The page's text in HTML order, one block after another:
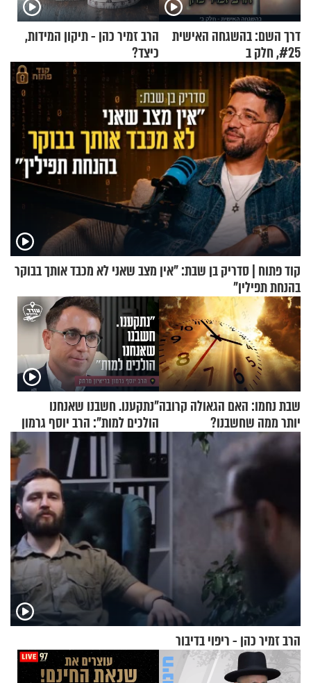
דרך השם: בהשגחה האישית
#25, חלק ב
הרב זמיר כהן - תיקון המידות,
כיצד?
קוד פתוח | סדריק בן שבת: "אין מצב שאני לא מכבד אותך בבוקר
בהנחת תפילין"
שבת נחמו: האם הגאולה קרובה
יותר ממה שחשבנו?
"נתקענו. חשבנו שאנחנו
הולכים למות": הרב יוסף גרמון
בריאיון מרתק
הרב זמיר כהן - ריפוי בדיבור